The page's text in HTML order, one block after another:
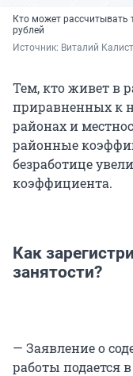
Кто может рассчитывать
рублей
Источник: Виталий
Тем, кто живет в
приравненных к
районах и
районные
безработице
коэффициента.
Как
занятости?
— Заявление о
работы подается